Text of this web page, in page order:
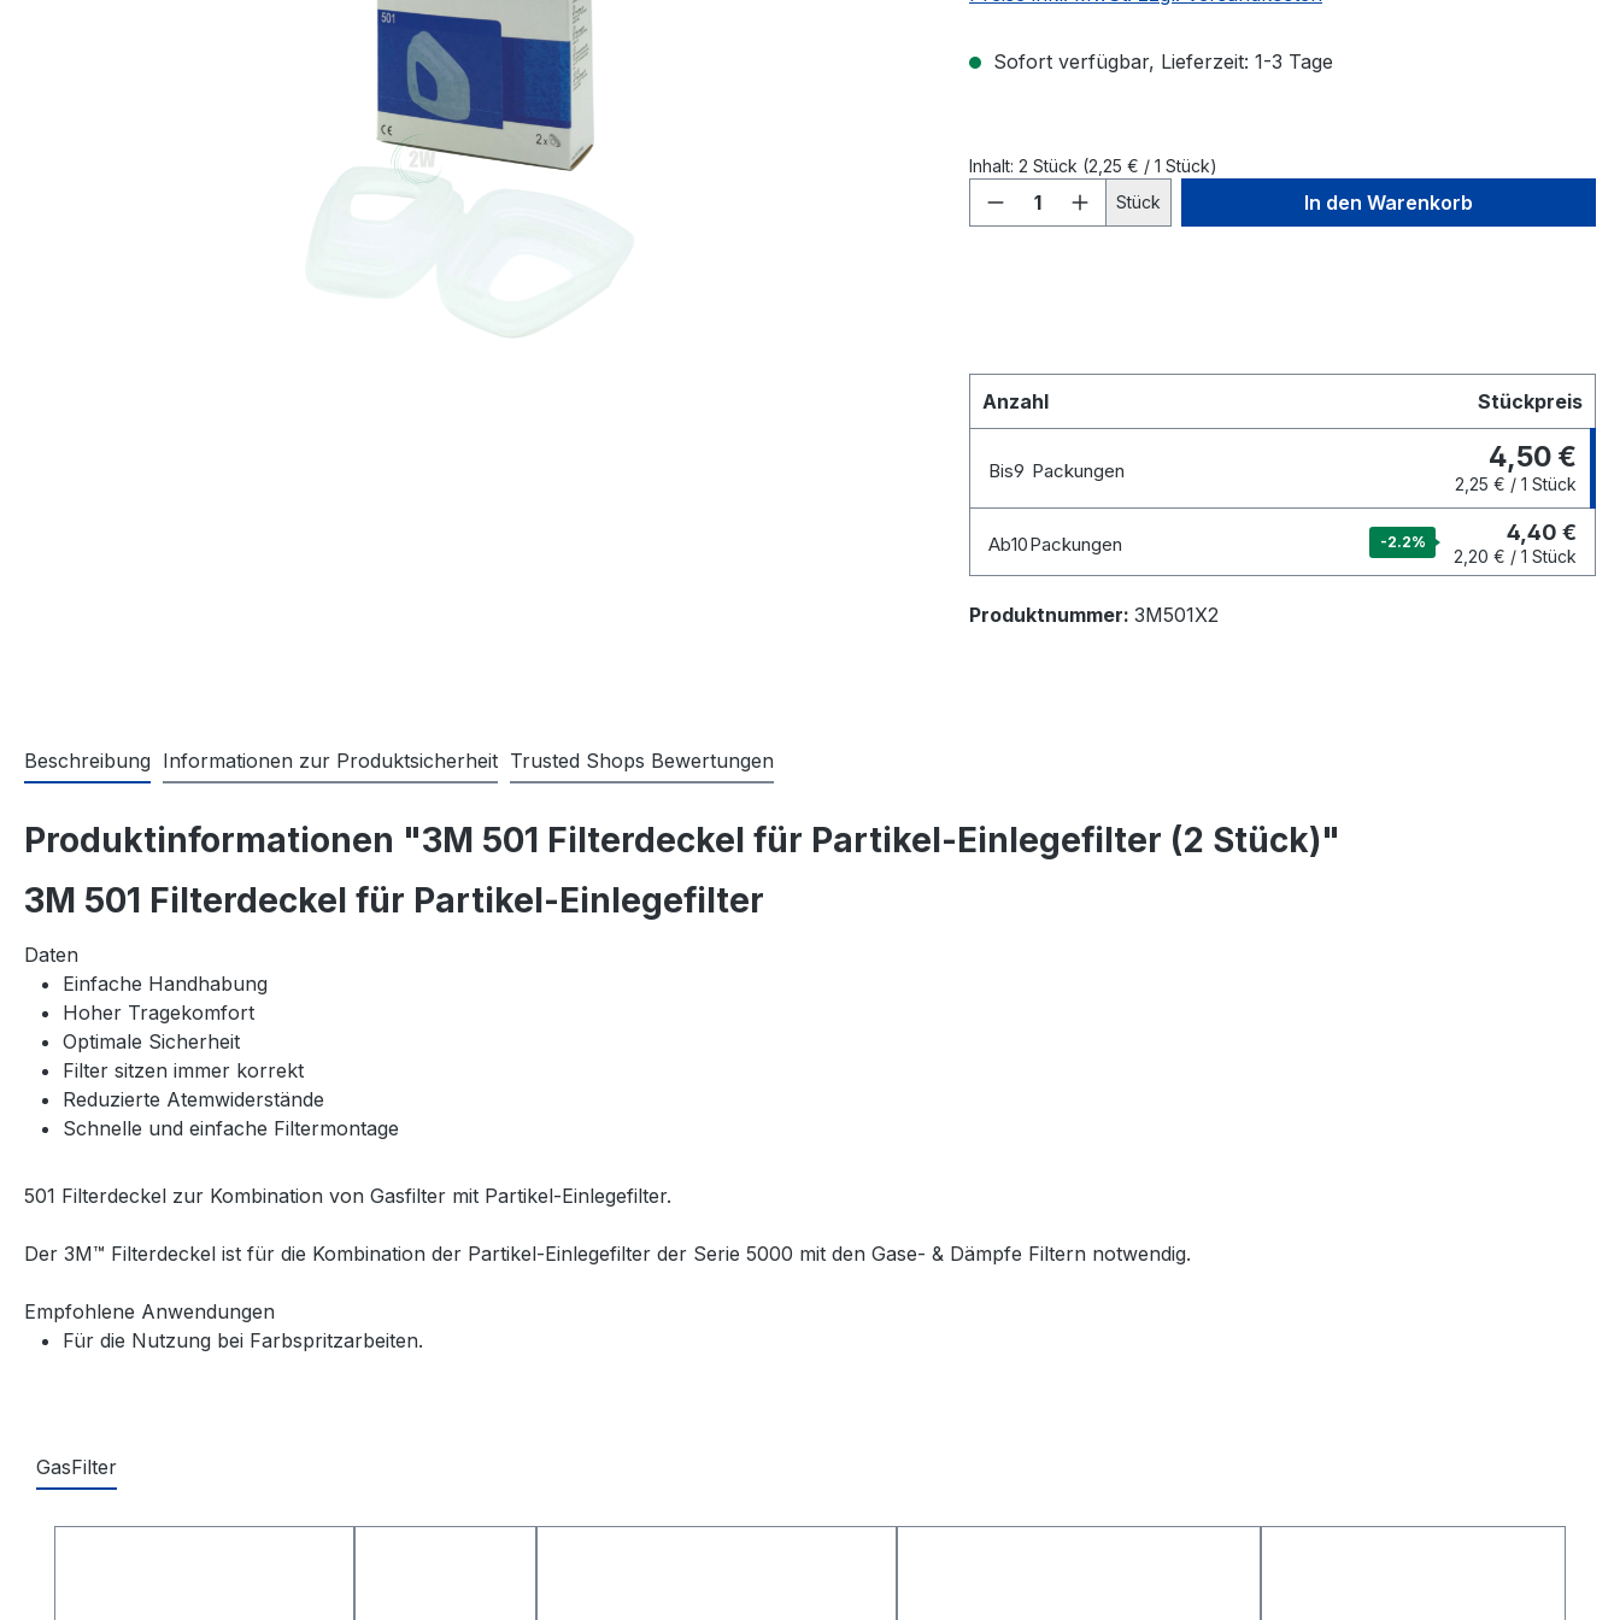
Sofort verfügbar, Lieferzeit: 1-3 Tage
Inhalt: 2 Stück (2,25 € / 1 Stück)
Produkt Anzahl: Gib den gewünschten Wert
Stück In den Warenkorb
Anzahl Stückpreis
Bis9 Packungen 4,50 €
2,25 € / 1 Stück
Ab10Packungen -2.2% 4,40 €
2,20 € / 1 Stück
Produktnummer: 3M501X2
Beschreibung Informationen zur Produktsicherheit Trusted Shops Bewertungen
Produktinformationen "3M 501 Filterdeckel für Partikel-Einlegefilter (2 Stück)"
3M 501 Filterdeckel für Partikel-Einlegefilter
Daten
Einfache Handhabung
Hoher Tragekomfort
Optimale Sicherheit
Filter sitzen immer korrekt
Reduzierte Atemwiderstände
Schnelle und einfache Filtermontage
501 Filterdeckel zur Kombination von Gasfilter mit Partikel-Einlegefilter.
Der 3M™ Filterdeckel ist für die Kombination der Partikel-Einlegefilter der Serie 5000 mit den Gase- & Dämpfe Filtern notwendig.
Empfohlene Anwendungen
Für die Nutzung bei Farbspritzarbeiten.
GasFilter